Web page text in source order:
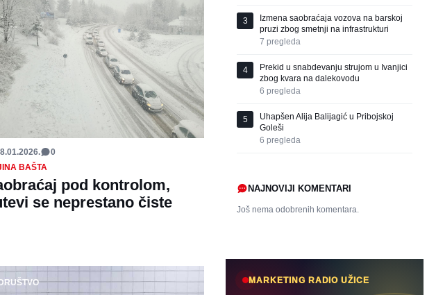
0
BAŠTA
pod kontrolom,
se neprestano čiste
DRUŠTVO
3
Izmena saobraćaja vozova na barskoj
pruzi zbog smetnji na infrastrukturi
7 pregleda
4
Prekid u snabdevanju strujom u Ivanjici
zbog kvara na dalekovodu
6 pregleda
5
Uhapšen Alija Balijagić u Pribojskoj
Goleši
6 pregleda
NAJNOVIJI KOMENTARI
Još nema odobrenih komentara.
MARKETING RADIO UŽICE